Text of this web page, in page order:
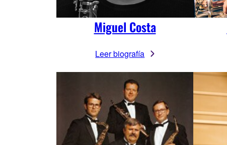
Miguel Costa
Leer biografía